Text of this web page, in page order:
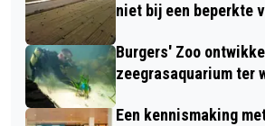
niet bij een beperkte
Burgers' Zoo
zeegrasaquarium ter
Een kennismaking